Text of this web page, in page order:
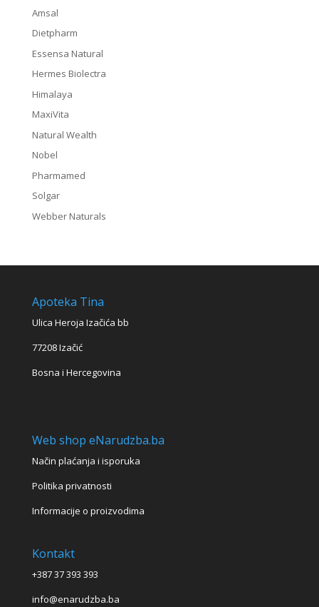
Amsal
Dietpharm
Essensa Natural
Hermes Biolectra
Himalaya
MaxiVita
Natural Wealth
Nobel
Pharmamed
Solgar
Webber Naturals
Apoteka Tina
Ulica Heroja Izačića bb
77208 Izačić
Bosna i Hercegovina
Web shop eNarudzba.ba
Način plaćanja i isporuka
Politika privatnosti
Informacije o proizvodima
Kontakt
+387 37 393 393
info@enarudzba.ba